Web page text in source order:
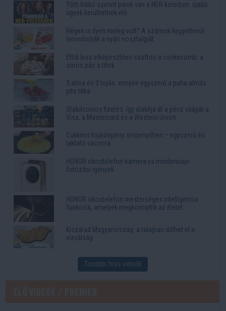
Tóth Ildikó szerint pánik van a NER köreiben: újabb
ügyek kerülhetnek elő
Régen is ilyen meleg volt? A számok kegyetlenül
lerombolják a nyári nosztalgiát
Ettől lesz elképesztően szaftos a csirkecomb: a
sörös pác a titok
3 alma és 3 tojás: ennyire egyszerű a puha almás
pite titka
Stabilcoinos fizetés: így alakítja át a pénz világát a
Visa, a Mastercard és a Western Union
Cukkinis tojáslepény serpenyőben – egyszerű és
laktató vacsora
HONOR okostelefon-kamera vs mindennapi
fotózási igények
HONOR okostelefon mesterséges intelligencia
funkciók, amelyek megkönnyítik az életet
Kiszárad Magyarország: a talajban dőlhet el a
vízválság
További friss videók